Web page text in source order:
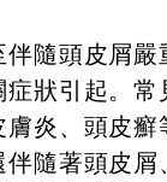
隨頭皮屑嚴
狀引起。常
炎、頭皮癬
隨著頭皮屑